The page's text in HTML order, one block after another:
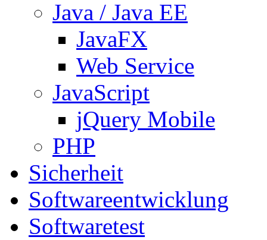
Java / Java EE
JavaFX
Web Service
JavaScript
jQuery Mobile
PHP
Sicherheit
Softwareentwicklung
Softwaretest